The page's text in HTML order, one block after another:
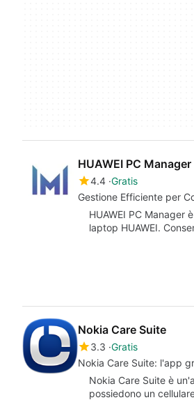
HUAWEI PC Manager
4.4 Gratis
Gestione Efficiente per
HUAWEI PC
laptop HUAWEI.
Nokia Care Suite
3.3 Gratis
Nokia Care Suite: l'app
Nokia Care Suite è
possiedono un